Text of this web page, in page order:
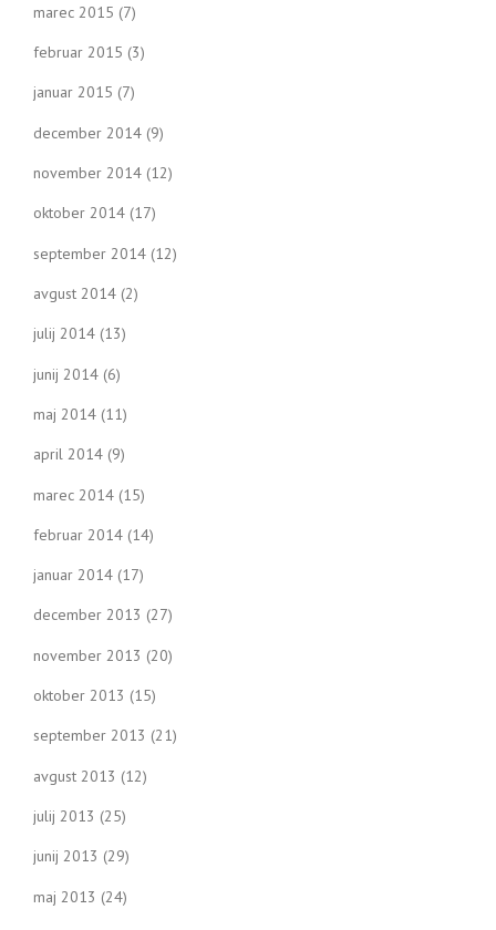
marec 2015 (7)
februar 2015 (3)
januar 2015 (7)
december 2014 (9)
november 2014 (12)
oktober 2014 (17)
september 2014 (12)
avgust 2014 (2)
julij 2014 (13)
junij 2014 (6)
maj 2014 (11)
april 2014 (9)
marec 2014 (15)
februar 2014 (14)
januar 2014 (17)
december 2013 (27)
november 2013 (20)
oktober 2013 (15)
september 2013 (21)
avgust 2013 (12)
julij 2013 (25)
junij 2013 (29)
maj 2013 (24)